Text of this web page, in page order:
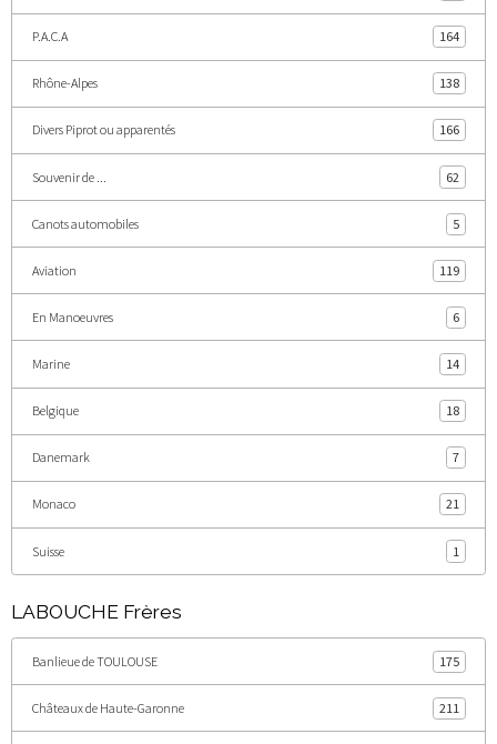
P.A.C.A 164
Rhône-Alpes 138
Divers Piprot ou apparentés 166
Souvenir de ... 62
Canots automobiles 5
Aviation 119
En Manoeuvres 6
Marine 14
Belgique 18
Danemark 7
Monaco 21
Suisse 1
LABOUCHE Frères
Banlieue de TOULOUSE 175
Châteaux de Haute-Garonne 211